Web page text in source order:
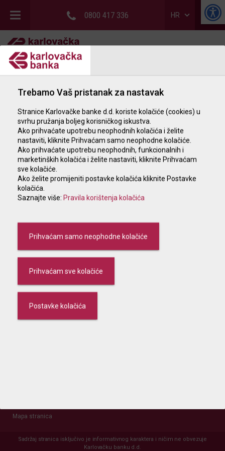
0800 417 336 HR
GRAĐANSTVO
POSLOVNI SUBJEKTI
POSLOVNICE I BANKOMATI
KATALOG NEKRETNINA
Zaprimanje i izvršenje platnih naloga uoči Velikog petka
Naslovnica
Mapa stranica
Sadržaj stranica isključivo je informativnog karaktera i ničim ne obvezuje
Karlovačku banku d.d.
Trebamo Vaš pristanak za nastavak
Stranice Karlovačke banke d.d. koriste kolačiće (cookies) u
svrhu pružanja boljeg korisničkog iskustva.
Ako prihvaćate upotrebu neophodnih kolačića i želite
nastaviti, kliknite Prihvaćam samo neophodne kolačiće.
Ako prihvaćate upotrebu neophodnih, funkcionalnih i
marketinških kolačića i želite nastaviti, kliknite Prihvaćam
sve kolačiće.
Ako želite promijeniti postavke kolačića kliknite Postavke
kolačića.
Saznajte više: Pravila korištenja kolačića
Prihvaćam samo neophodne kolačiće
Prihvaćam sve kolačiće
Postavke kolačića